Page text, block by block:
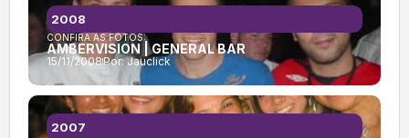
CONFIRA AS FOTOS:
AMBERVISION | GENERAL BAR
15/11/2008Por:Jauclick
2008
2007